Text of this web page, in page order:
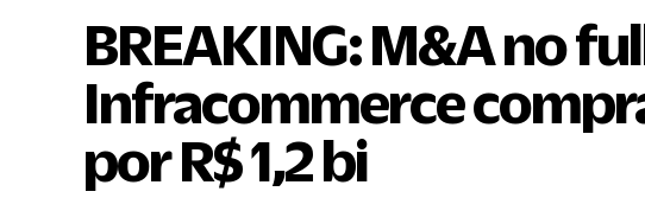
BREAKING: M&A no
Infracommerce
por R$ 1,2 bi